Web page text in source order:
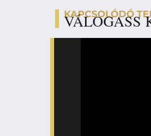
KAPCSOLÓDÓ
VÁLOGASS